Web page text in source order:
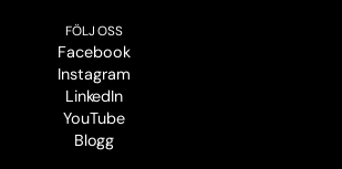
FÖLJ OSS
Facebook
Instagram
LinkedIn
YouTube
Blogg